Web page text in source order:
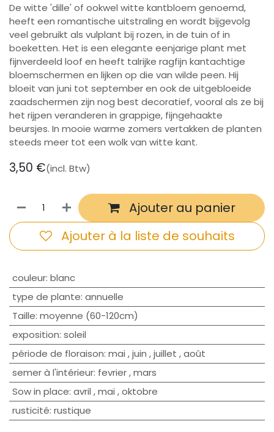
De witte 'dille' of ookwel witte kantbloem genoemd,
heeft een romantische uitstraling en wordt bijgevolg
veel gebruikt als vulplant bij rozen, in de tuin of in
boeketten. Het is een elegante eenjarige plant met
fijnverdeeld loof en heeft talrijke ragfijn kantachtige
bloemschermen en lijken op die van wilde peen. Hij
bloeit van juni tot september en ook de uitgebloeide
zaadschermen zijn nog best decoratief, vooral als ze bij
het rijpen veranderen in grappige, fijngehaakte
beursjes. In mooie warme zomers vertakken de planten
steeds meer tot een wolk van witte kant.
3,50 €(incl. Btw)
Ajouter au panier
Ajouter à la liste de souhaits
couleur: blanc
type de plante: annuelle
Taille: moyenne (60-120cm)
exposition: soleil
période de floraison: mai ,juin ,juillet ,août
semer à l'intérieur: fevrier,mars
Sow in place: avril ,mai ,oktobre
rusticité: rustique